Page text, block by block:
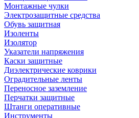
Монтажные чулки
Электрозащитные средства
Обувь защитная
Изоленты
Изолятор
Указатели напряжения
Каски защитные
Диэлектрические коврики
Оградительные ленты
Переносное заземление
Перчатки защитные
Штанги оперативные
Инструменты